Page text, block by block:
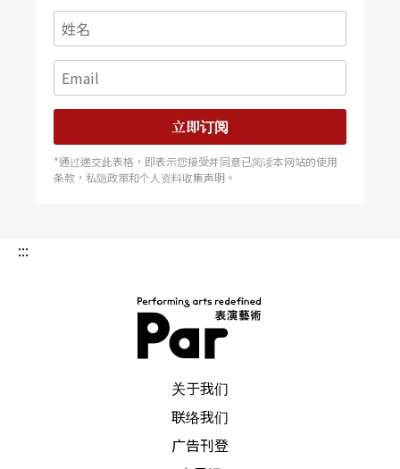
立即订阅
*通过递交此表格，即表示您接受并同意已阅读本网站的使用
条款，私隐政策和个人资料收集声明。
:::
关于我们
联络我们
广告刊登